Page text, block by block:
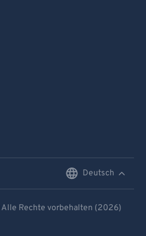
Deutsch
Alle Rechte vorbehalten (2026)